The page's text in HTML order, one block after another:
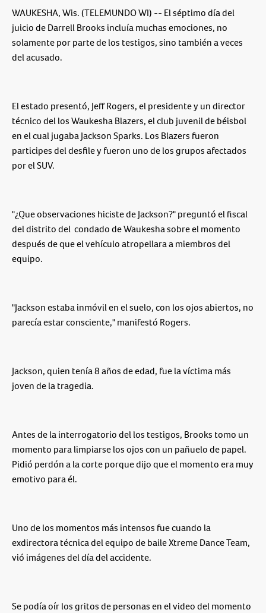
WAUKESHA, Wis. (TELEMUNDO WI) -- El séptimo día del
juicio de Darrell Brooks incluía muchas emociones, no
solamente por parte de los testigos, sino también a veces
del acusado.
El estado presentó, Jeff Rogers, el presidente y un director
técnico del los Waukesha Blazers, el club juvenil de béisbol
en el cual jugaba Jackson Sparks. Los Blazers fueron
participes del desfile y fueron uno de los grupos afectados
por el SUV.
"¿Que observaciones hiciste de Jackson?" preguntó el fiscal
del distrito del condado de Waukesha sobre el momento
después de que el vehículo atropellara a miembros del
equipo.
"Jackson estaba inmóvil en el suelo, con los ojos abiertos, no
parecía estar consciente," manifestó Rogers.
Jackson, quien tenía 8 años de edad, fue la víctima más
joven de la tragedia.
Antes de la interrogatorio del los testigos, Brooks tomo un
momento para limpiarse los ojos con un pañuelo de papel.
Pidió perdón a la corte porque dijo que el momento era muy
emotivo para él.
Uno de los momentos más intensos fue cuando la
exdirectora técnica del equipo de baile Xtreme Dance Team,
vió imágenes del día del accidente.
Se podía oír los gritos de personas en el video del momento